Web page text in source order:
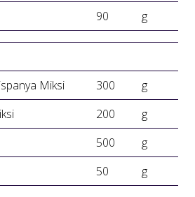
90 g
Miksi
300
g
200
g
500
g
50 g